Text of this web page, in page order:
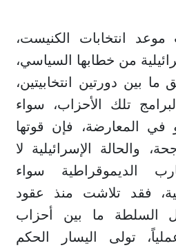
موعد انتخابات الكنيست،
من خطابها السياسي،
ما بين دورتين انتخابيتين،
تلك الأحزاب، سواء
المعارضة، فإن قوتها
والحالة الإسرائيلية لا
الديموقراطية سواء
فقد تلاشت منذ عقود
السلطة ما بين أحزاب
تولى اليسار الحكم